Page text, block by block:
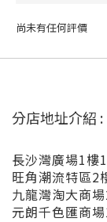
尚未有任何評價
分店地址介紹 :
長沙灣廣場1樓
旺角潮流特區
九龍灣淘大商
元朗千色匯商